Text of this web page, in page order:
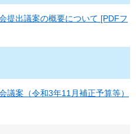
提出議案の概要について [PDFフ
議案（令和3年11月補正予算等）